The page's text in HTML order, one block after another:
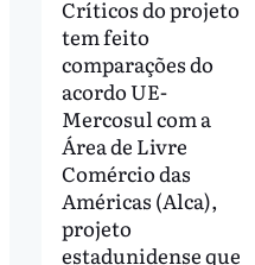
Críticos do projeto
tem feito
comparações do
acordo UE-
Mercosul com a
Área de Livre
Comércio das
Américas (Alca),
projeto
estadunidense que